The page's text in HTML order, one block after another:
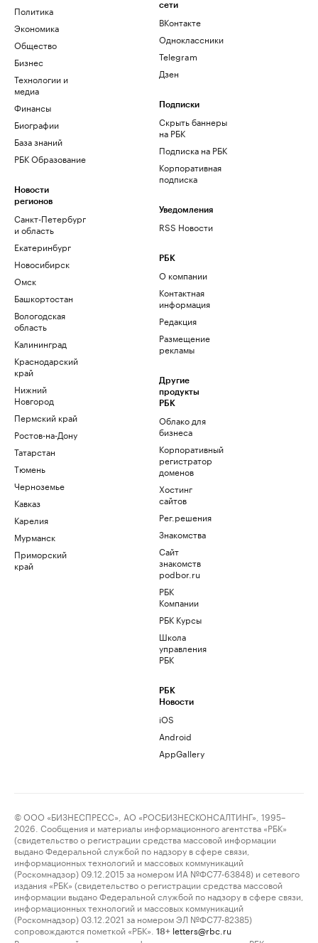
Политика
Экономика
Общество
Бизнес
Технологии и
медиа
Финансы
Биографии
База знаний
РБК Образование
Новости
регионов
Санкт-Петербург
и область
Екатеринбург
Новосибирск
Омск
Башкортостан
Вологодская
область
Калининград
Краснодарский
край
Нижний
Новгород
Пермский край
Ростов-на-Дону
Татарстан
Тюмень
Черноземье
Кавказ
Карелия
Мурманск
Приморский
край
сети
ВКонтакте
Одноклассники
Telegram
Дзен
Подписки
Скрыть баннеры
на РБК
Подписка на РБК
Корпоративная
подписка
Уведомления
RSS Новости
РБК
О компании
Контактная
информация
Редакция
Размещение
рекламы
Другие
продукты
РБК
Облако для
бизнеса
Корпоративный
регистратор
доменов
Хостинг
сайтов
Рег.решения
Знакомства
Сайт
знакомств
podbor.ru
РБК
Компании
РБК Курсы
Школа
управления
РБК
РБК
Новости
iOS
Android
AppGallery
© ООО «БИЗНЕСПРЕСС», АО «РОСБИЗНЕСКОНСАЛТИНГ», 1995–
2026. Сообщения и материалы информационного агентства «РБК»
(свидетельство о регистрации средства массовой информации
выдано Федеральной службой по надзору в сфере связи,
информационных технологий и массовых коммуникаций
(Роскомнадзор) 09.12.2015 за номером ИА №ФС77-63848) и сетевого
издания «РБК» (свидетельство о регистрации средства массовой
информации выдано Федеральной службой по надзору в сфере связи,
информационных технологий и массовых коммуникаций
(Роскомнадзор) 03.12.2021 за номером ЭЛ №ФС77-82385)
сопровождаются пометкой «РБК».
18+ letters@rbc.ru